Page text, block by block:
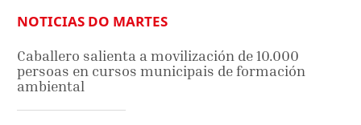
NOTICIAS DO MARTES
Caballero salienta a movilización de 10.000
persoas en cursos municipais de formación
ambiental